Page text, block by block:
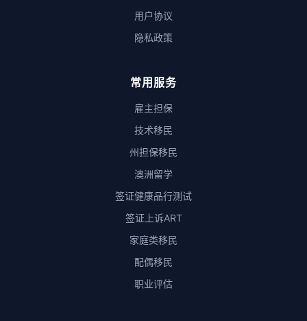
用户协议
隐私政策
常用服务
雇主担保
技术移民
州担保移民
澳洲留学
签证健康品行测试
签证上诉ART
家庭类移民
配偶移民
职业评估